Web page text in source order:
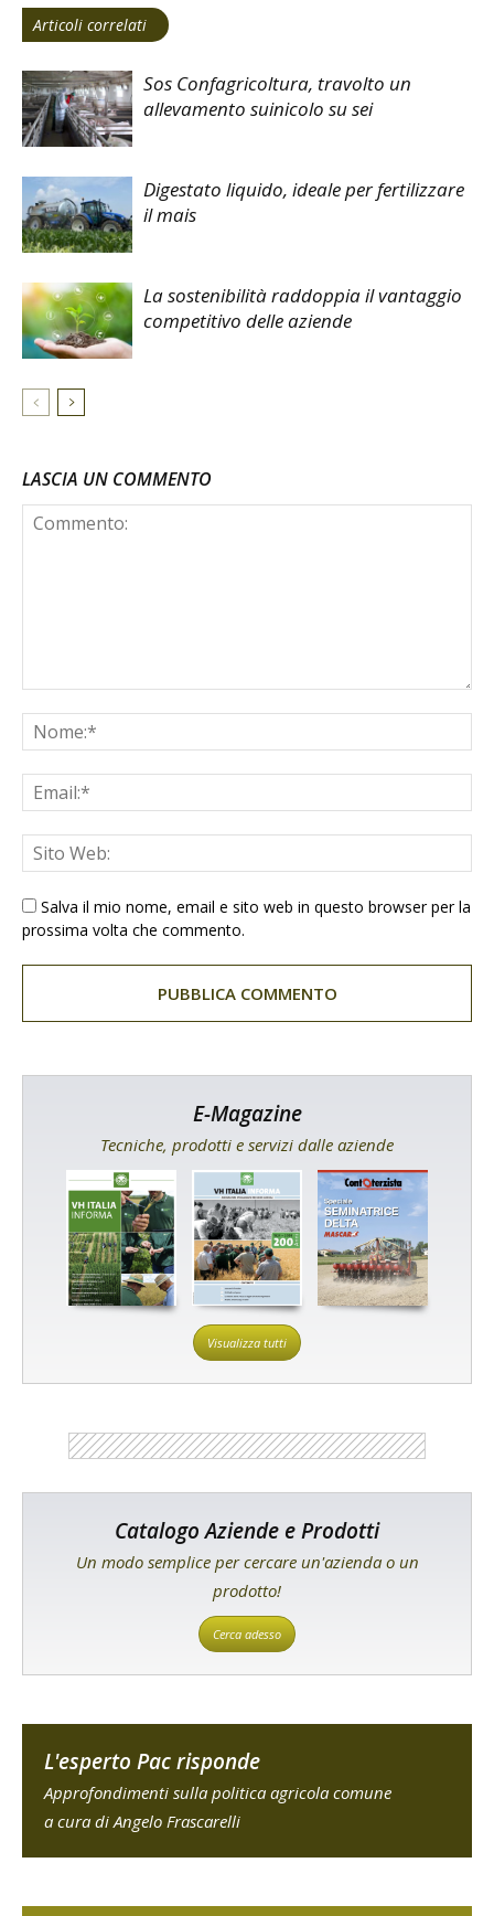
Articoli correlati
Sos Confagricoltura, travolto un
allevamento suinicolo su sei
Digestato liquido, ideale per fertilizzare
il mais
La sostenibilità raddoppia il vantaggio
competitivo delle aziende
LASCIA UN COMMENTO
Salva il mio nome, email e sito web in questo browser per la
prossima volta che commento.
E-Magazine
Tecniche, prodotti e servizi dalle aziende
Visualizza tutti
Catalogo Aziende e Prodotti
Un modo semplice per cercare un'azienda o un
prodotto!
Cerca adesso
L'esperto Pac risponde
Approfondimenti sulla politica agricola comune
a cura di Angelo Frascarelli